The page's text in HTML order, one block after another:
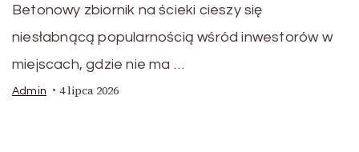
Betonowy zbiornik na ścieki cieszy się
niesłabnącą popularnością wśród inwestorów w
miejscach, gdzie nie ma …
Admin 4 lipca 2026